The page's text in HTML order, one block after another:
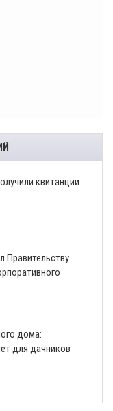
квитанции
Правительству
дома:
для дачников